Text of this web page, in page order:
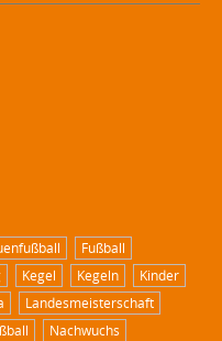
Fußball
Kegel Kegeln
Kinder
Landesmeisterschaft
Nachwuchs